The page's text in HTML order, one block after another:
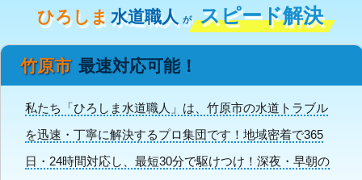
ひろしま 水道職人 が スピード解決
竹原市 最速対応可能！
私たち「ひろしま水道職人」は、竹原市の水道トラブル
を迅速・丁寧に解決するプロ集団です！地域密着で365
日・24時間対応し、最短30分で駆けつけ！深夜・早朝の